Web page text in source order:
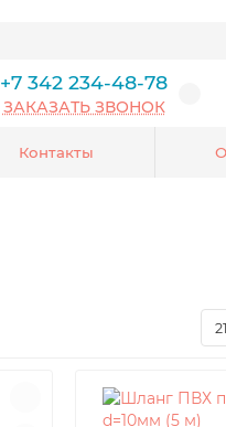
+7 342 234-48-78
ЗАКАЗАТЬ ЗВОНОК
Контакты